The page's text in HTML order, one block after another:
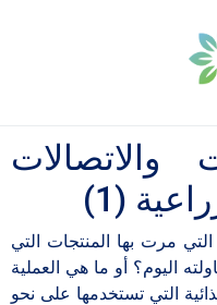
والاتصالات
(1)
مرت بها المنتجات التي
اليوم؟ أو ما هي العملية
التي تستخدمها على نحو